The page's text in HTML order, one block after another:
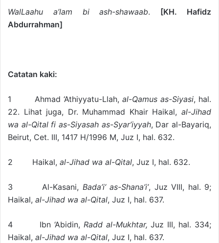
WalLaahu a’lam bi ash-shawaab.
[KH. Hafidz
Abdurrahman]
Catatan kaki:
1 Ahmad ‘Athiyyatu-Llah, al-Qamus as-Siyasi, hal.
22. Lihat juga, Dr. Muhammad Khair Haikal, al-Jihad
wa al-Qital fi as-Siyasah as-Syar’iyyah, Dar al-Bayariq,
Beirut, Cet. III, 1417 H/1996 M, Juz I, hal. 632.
2 Haikal, al-Jihad wa al-Qital, Juz I, hal. 632.
3 Al-Kasani, Bada’i’ as-Shana’i’, Juz VIII, hal. 9;
Haikal, al-Jihad wa al-Qital, Juz I, hal. 637.
4 Ibn ‘Abidin, Radd al-Mukhtar,Juz III, hal. 334;
Haikal, al-Jihad wa al-Qital, Juz I, hal. 637.